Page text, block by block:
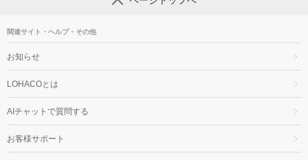
関連サイト・ヘルプ・その他
お知らせ
LOHACOとは
AIチャットで質問する
お客様サポート